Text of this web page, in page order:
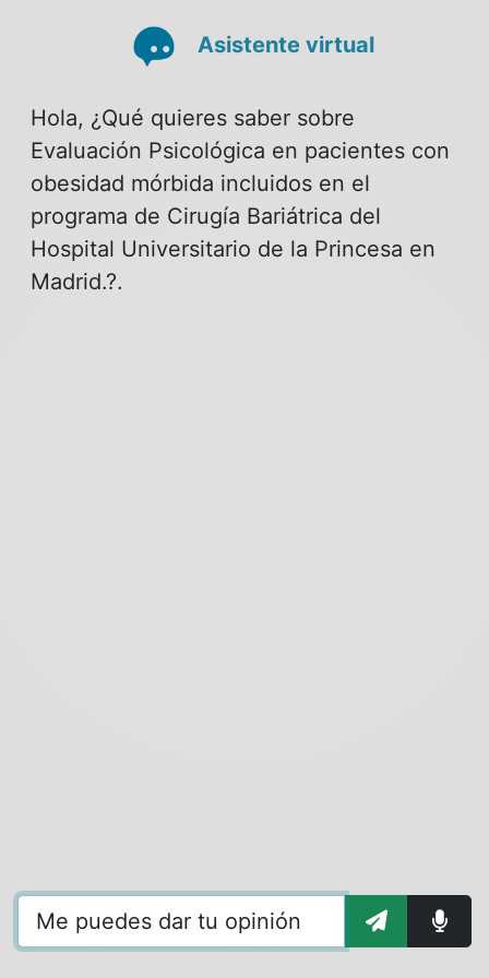
Asistente virtual
Hola, ¿Qué quieres saber sobre
Evaluación Psicológica en pacientes con
obesidad mórbida incluidos en el
programa de Cirugía Bariátrica del
Hospital Universitario de la Princesa en
Madrid.?.